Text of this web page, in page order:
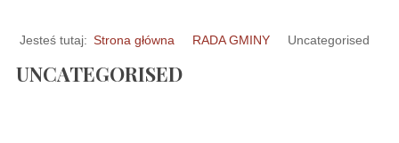
Jesteś tutaj: Strona główna RADA GMINY Uncategorised
UNCATEGORISED